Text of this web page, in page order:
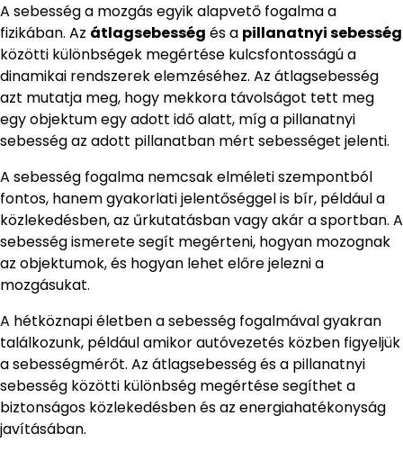
A sebesség a mozgás egyik alapvető fogalma a
fizikában. Az átlagsebesség és a pillanatnyi sebesség
közötti különbségek megértése kulcsfontosságú a
dinamikai rendszerek elemzéséhez. Az átlagsebesség
azt mutatja meg, hogy mekkora távolságot tett meg
egy objektum egy adott idő alatt, míg a pillanatnyi
sebesség az adott pillanatban mért sebességet jelenti.
A sebesség fogalma nemcsak elméleti szempontból
fontos, hanem gyakorlati jelentőséggel is bír, például a
közlekedésben, az űrkutatásban vagy akár a sportban. A
sebesség ismerete segít megérteni, hogyan mozognak
az objektumok, és hogyan lehet előre jelezni a
mozgásukat.
A hétköznapi életben a sebesség fogalmával gyakran
találkozunk, például amikor autóvezetés közben figyeljük
a sebességmérőt. Az átlagsebesség és a pillanatnyi
sebesség közötti különbség megértése segíthet a
biztonságos közlekedésben és az energiahatékonyság
javításában.